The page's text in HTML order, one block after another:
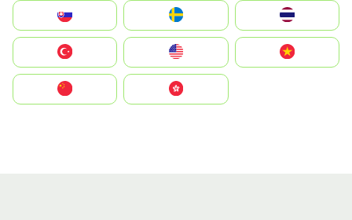
United States
中國香港特別行政區